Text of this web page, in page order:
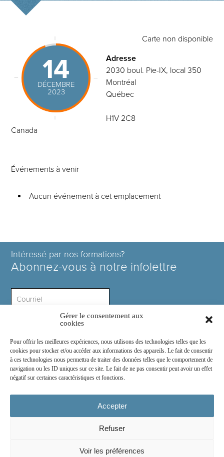
Gérer le consentement aux
cookies
Pour offrir les meilleures expériences, nous utilisons des technologies telles que les
cookies pour stocker et/ou accéder aux informations des appareils. Le fait de consentir
à ces technologies nous permettra de traiter des données telles que le comportement de
navigation ou les ID uniques sur ce site. Le fait de ne pas consentir peut avoir un effet
négatif sur certaines caractéristiques et fonctions.
Accepter
Refuser
Voir les préférences
14
DÉCEMBRE
2023
Carte non disponible
Adresse
2030 boul. Pie-IX, local 350
Montréal
Québec
H1V 2C8
Canada
Événements à venir
Aucun événement à cet emplacement
Intéressé par nos formations?
Abonnez-vous à notre infolettre
2030 boul. Pie IX suite 214.2